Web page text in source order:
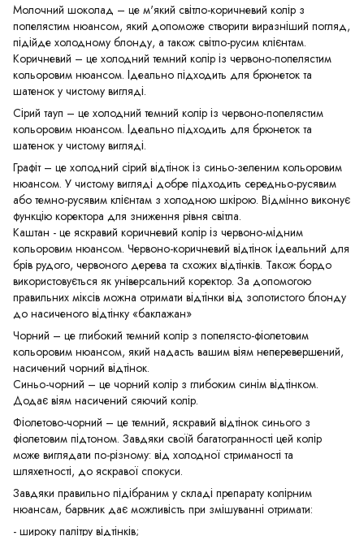
Молочний шоколад – це м'який світло-коричневий колір з
попелястим нюансом, який допоможе створити виразніший погляд,
підійде холодному блонду, а також світло-русим клієнтам.
Коричневий – це холодний темний колір із червоно-попелястим
кольоровим нюансом. Ідеально підходить для брюнеток та
шатенок у чистому вигляді.
Сірий тауп – це холодний темний колір із червоно-попелястим
кольоровим нюансом. Ідеально підходить для брюнеток та
шатенок у чистому вигляді.
Графіт – це холодний сірий відтінок із синьо-зеленим кольоровим
нюансом. У чистому вигляді добре підходить середньо-русявим
або темно-русявим клієнтам з холодною шкірою. Відмінно виконує
функцію коректора для зниження рівня світла.
Каштан - це яскравий коричневий колір із червоно-мідним
кольоровим нюансом. Червоно-коричневий відтінок ідеальний для
брів рудого, червоного дерева та схожих відтінків. Також бордо
використовується як універсальний коректор. За допомогою
правильних міксів можна отримати відтінки від золотистого блонду
до насиченого відтінку «баклажан»
Чорний – це глибокий темний колір з попелясто-фіолетовим
кольоровим нюансом, який надасть вашим віям неперевершений,
насичений чорний відтінок.
Синьо-чорний – це чорний колір з глибоким синім відтінком.
Додає віям насичений сяючий колір.
Фіолетово-чорний – це темний, яскравий відтінок синього з
фіолетовим підтоном. Завдяки своїй багатогранності цей колір
може виглядати по-різному: від холодної стриманості та
шляхетності, до яскравої спокуси.
Завдяки правильно підібраним у складі препарату колірним
нюансам, барвник дає можливість при змішуванні отримати:
- широку палітру відтінків;